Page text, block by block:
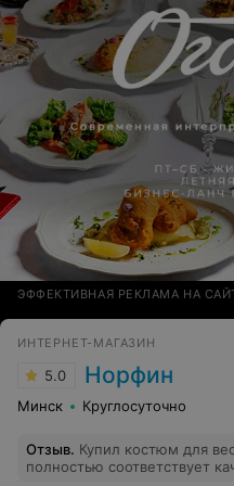
ЭФФЕКТИВНАЯ РЕКЛАМА НА
ИНТЕРНЕТ-МАГАЗИН
5.0 Норфин
Минск Круглосуточно
Отзыв. Купил костюм для
полностью соответствует